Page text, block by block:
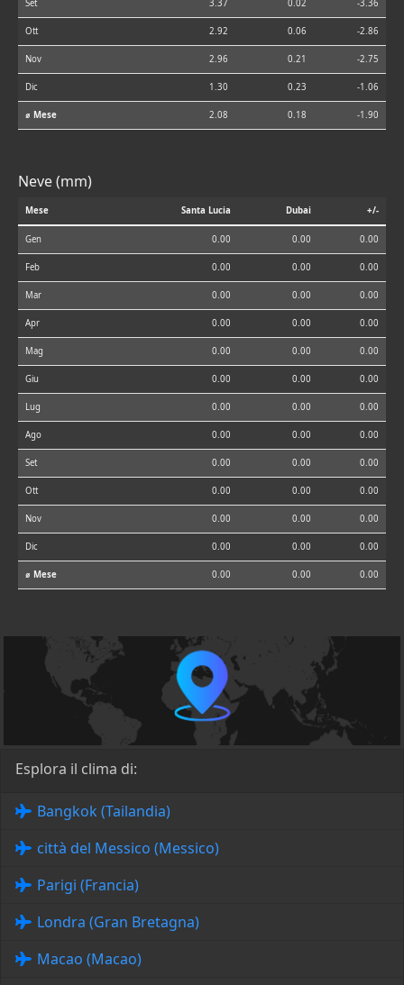
Set 3.37 0.02 -3.36
Ott 2.92 0.06 -2.86
Nov 2.96 0.21 -2.75
Dic 1.30 0.23 -1.06
⌀ Mese 2.08 0.18 -1.90
Neve (mm)
Mese Santa Lucia Dubai +/-
Gen 0.00 0.00 0.00
Feb 0.00 0.00 0.00
Mar 0.00 0.00 0.00
Apr 0.00 0.00 0.00
Mag 0.00 0.00 0.00
Giu 0.00 0.00 0.00
Lug 0.00 0.00 0.00
Ago 0.00 0.00 0.00
Set 0.00 0.00 0.00
Ott 0.00 0.00 0.00
Nov 0.00 0.00 0.00
Dic 0.00 0.00 0.00
⌀ Mese 0.00 0.00 0.00
Esplora il clima di:
Bangkok (Tailandia)
città del Messico (Messico)
Parigi (Francia)
Londra (Gran Bretagna)
Macao (Macao)